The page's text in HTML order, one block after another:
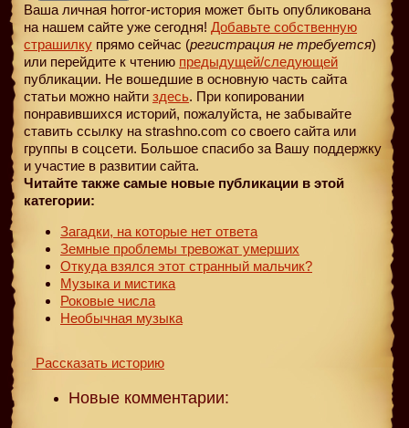
Ваша личная horror-история может быть опубликована
на нашем сайте уже сегодня! Добавьте собственную
страшилку прямо сейчас (регистрация не требуется)
или перейдите к чтению предыдущей/следующей
публикации. Не вошедшие в основную часть сайта
статьи можно найти здесь. При копировании
понравившихся историй, пожалуйста, не забывайте
ставить ссылку на strashno.com со своего сайта или
группы в соцсети. Большое спасибо за Вашу поддержку
и участие в развитии сайта.
Читайте также самые новые публикации в этой
категории:
Загадки, на которые нет ответа
Земные проблемы тревожат умерших
Откуда взялся этот странный мальчик?
Музыка и мистика
Роковые числа
Необычная музыка
Рассказать историю
Новые комментарии: